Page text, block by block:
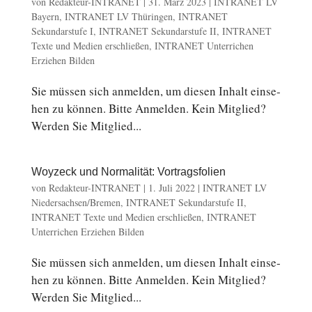
Bayern, INTRANET LV Thüringen, INTRANET
Sekundarstufe I, INTRANET Sekundarstufe II, INTRANET
Texte und Medien erschließen, INTRANET Unterrichen
Erziehen Bilden
Sie müssen sich an­mel­den, um diesen Inhalt ein­se­
hen zu können. Bitte An­mel­den. Kein Mit­glied?
Werden Sie Mit­glied...
Woyzeck und Normalität: Vortragsfolien
von Redakteur-INTRANET| 1. Juli 2022| INTRANET LV
Niedersachsen/Bremen, INTRANET Sekundarstufe II,
INTRANET Texte und Medien erschließen, INTRANET
Unterrichen Erziehen Bilden
Sie müssen sich an­mel­den, um diesen Inhalt ein­se­
hen zu können. Bitte An­mel­den. Kein Mit­glied?
Werden Sie Mit­glied...